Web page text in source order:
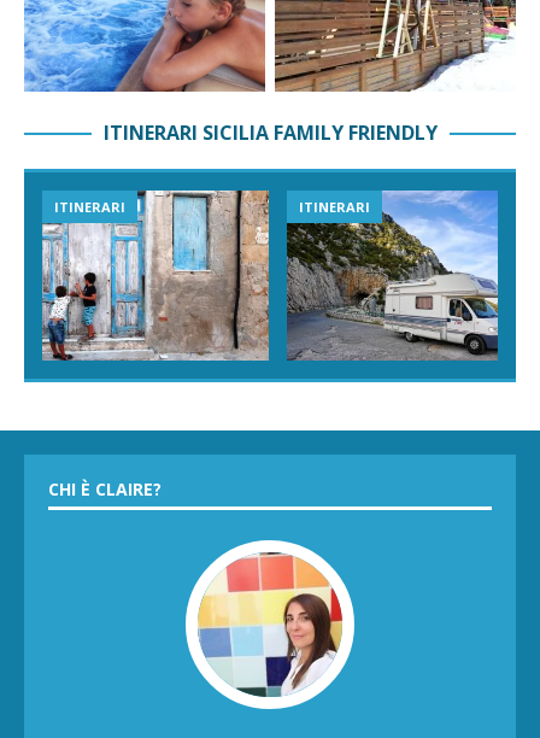
ITINERARI SICILIA FAMILY FRIENDLY
ITINERARI ITINERARI
CHI È CLAIRE?